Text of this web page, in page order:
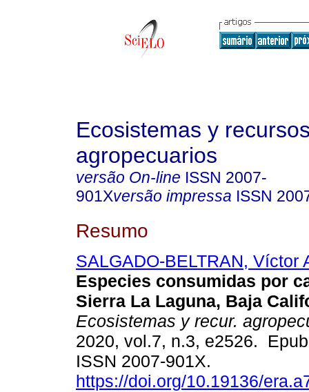
Ecosistemas y
agropecuarios
versão On-line ISSN 2007-
901Xversão impressa ISSN
Resumo
SALGADO-BELTRAN, Víctor
Especies consumidas por
Sierra La Laguna, Baja
Ecosistemas y recur.
2020, vol.7, n.3, e2526.
ISSN 2007-901X.
https://doi.org/10.19136/